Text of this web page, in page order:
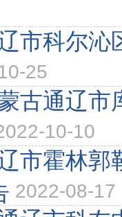
市科尔沁
25
古通辽市
10-10
市霍林郭
2022-08-17